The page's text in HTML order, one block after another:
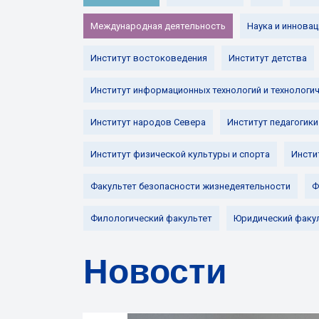
Международная деятельность Наука и
Институт востоковедения Институт детства
Институт информационных технологий и
Институт народов Севера Институт педагогики
Институт физической культуры и спорта
Факультет безопасности жизнедеятельности
Филологический факультет Юридический
Новости